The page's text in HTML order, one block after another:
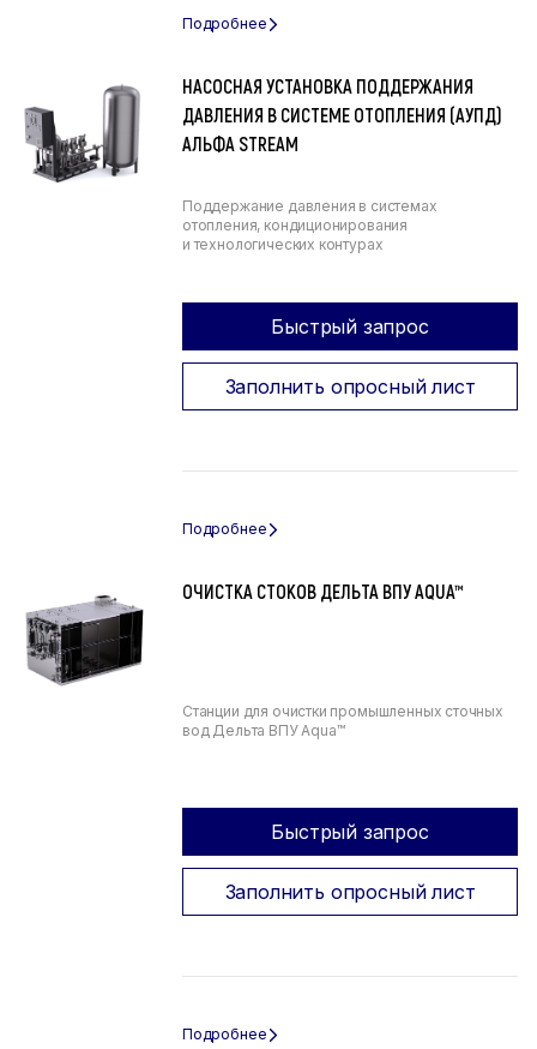
НАСОСНАЯ УСТАНОВКА ПОДДЕРЖАНИЯ
ДАВЛЕНИЯ В СИСТЕМЕ ОТОПЛЕНИЯ (АУПД)
АЛЬФА STREAM
Поддержание давления в системах
отопления, кондиционирования
и технологических контурах
Быстрый запрос
Заполнить опросный лист
ОЧИСТКА СТОКОВ ДЕЛЬТА ВПУ AQUA™
Станции для очистки промышленных сточных
вод Дельта ВПУ Aqua™
Быстрый запрос
Заполнить опросный лист